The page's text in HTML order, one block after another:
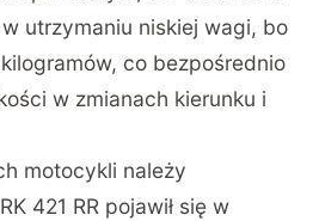
utrzymaniu niskiej wagi, bo
co bezpośrednio
w zmianach kierunku i
motocykli należy
421 RR pojawił się w